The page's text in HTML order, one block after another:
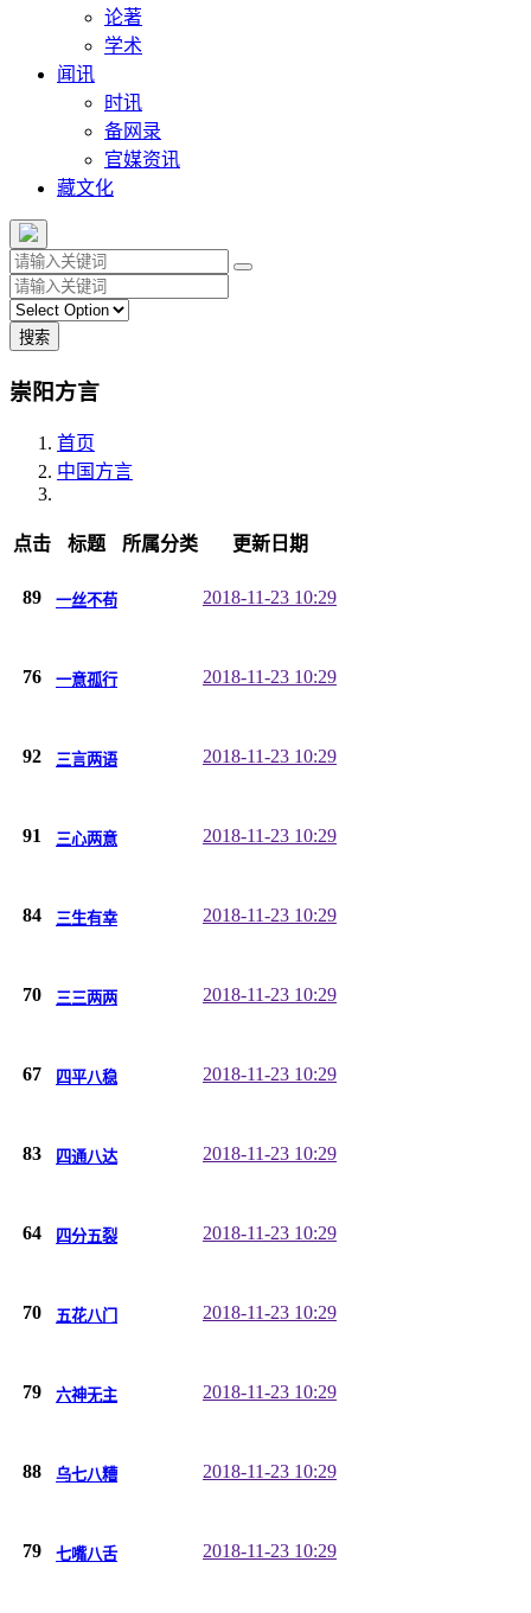
论著
学术
闻讯
时讯
备网录
官媒资讯
藏文化
搜索
崇阳方言
首页
中国方言
点击 标题 所属分类 更新日期
89 一丝不苟 2018-11-23 10:29
76 一意孤行 2018-11-23 10:29
92 三言两语 2018-11-23 10:29
91 三心两意 2018-11-23 10:29
84 三生有幸 2018-11-23 10:29
70 三三两两 2018-11-23 10:29
67 四平八稳 2018-11-23 10:29
83 四通八达 2018-11-23 10:29
64 四分五裂 2018-11-23 10:29
70 五花八门 2018-11-23 10:29
79 六神无主 2018-11-23 10:29
88 乌七八糟 2018-11-23 10:29
79 七嘴八舌 2018-11-23 10:29